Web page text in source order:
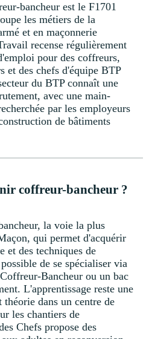
bancheur est le F1701
les métiers de la
et en maçonnerie
recense régulièrement
pour des coffreurs,
et des chefs d'équipe BTP
du BTP connaît une
avec une main-
par les employeurs
de bâtiments
coffreur-bancheur ?
la voie la plus
qui permet d'acquérir
et des techniques de
de se spécialiser via
Bancheur ou un bac
L'apprentissage reste une
dans un centre de
les chantiers de
Chefs propose des